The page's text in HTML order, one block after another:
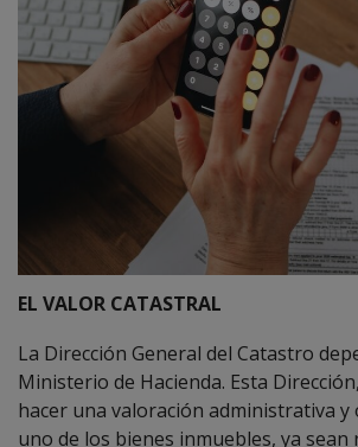
EL VALOR CATASTRAL
La Dirección General del Catastro
Ministerio de Hacienda. Esta
hacer una valoración administrativa y
uno de los bienes inmuebles, ya sean